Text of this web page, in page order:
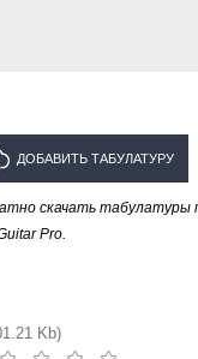
ДОБАВИТЬ ТАБУЛАТУРУ
"OSMOSIS"
скачать табулатуры
Pro.
Kb)